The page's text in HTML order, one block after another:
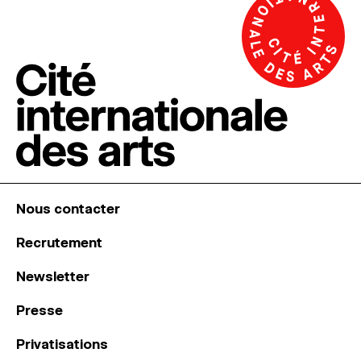
Nous contacter
Recrutement
Newsletter
Presse
Privatisations